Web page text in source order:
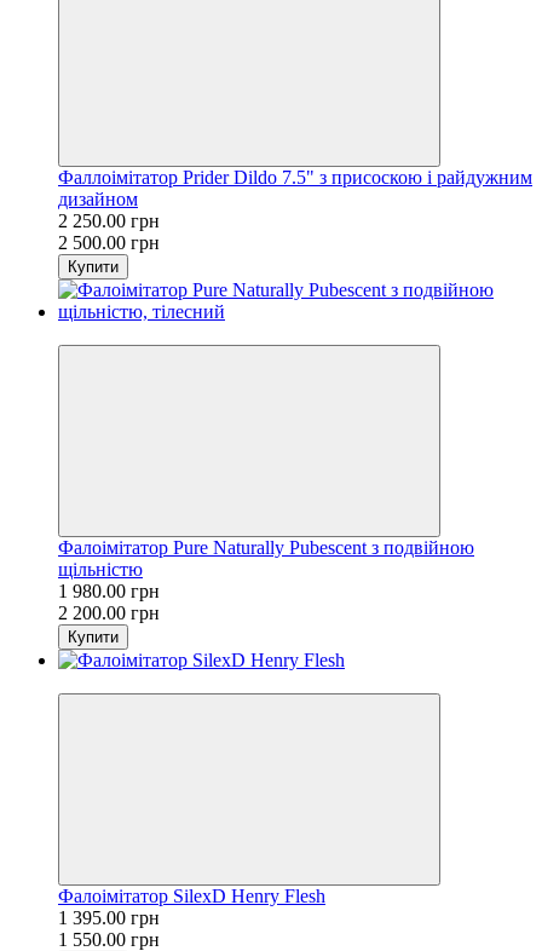
Фаллоімітатор Prider Dildo 7.5" з присоскою і райдужним
дизайном
2 250.00 грн
2 500.00 грн
Купити
Фалоімітатор Pure Naturally Pubescent з подвійною
щільністю
1 980.00 грн
2 200.00 грн
Купити
Фалоімітатор SilexD Henry Flesh
1 395.00 грн
1 550.00 грн